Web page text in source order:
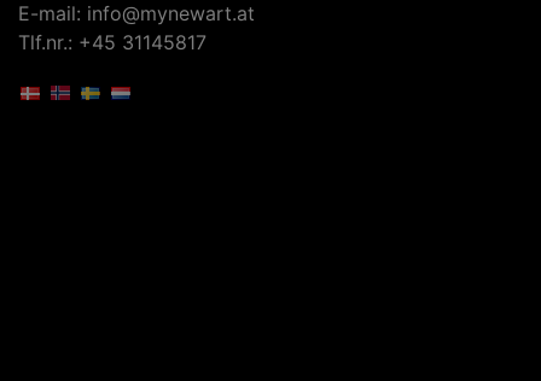
E-mail: info@mynewart.at
Tlf.nr.: +45 31145817